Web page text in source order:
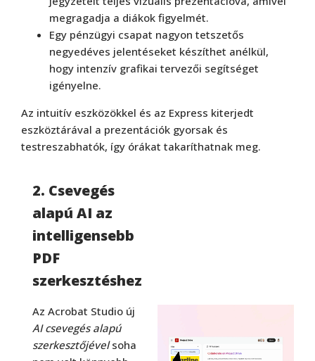
megragadja a diákok figyelmét.
Egy pénzügyi csapat nagyon tetszetős
negyedéves jelentéseket készíthet anélkül,
hogy intenzív grafikai tervezői segítséget
igényelne.
Az intuitív eszközökkel és az Express kiterjedt
eszköztárával a prezentációk gyorsak és
testreszabhatók, így órákat takaríthatnak meg.
2. Csevegés
alapú AI az
intelligensebb
PDF
szerkesztéshez
Az Acrobat Studio új
AI csevegés alapú
szerkesztőjévelsoha